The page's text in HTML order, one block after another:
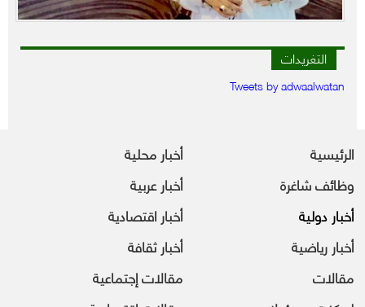
التغريدات
Tweets by adwaalwatan
الرئيسية
أخبار محلية
وظائف شاغرة
أخبار عربية
أخبار دولية
أخبار اقتصادية
أخبار رياضية
أخبار ثقافة
مقالات
مقالات إجتماعية